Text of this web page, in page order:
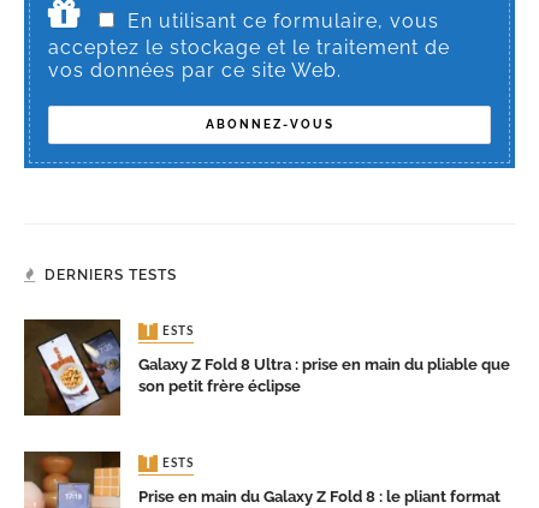
En utilisant ce formulaire, vous
acceptez le stockage et le traitement de
vos données par ce site Web.
DERNIERS TESTS
TESTS
Galaxy Z Fold 8 Ultra : prise en main du pliable que
son petit frère éclipse
TESTS
Prise en main du Galaxy Z Fold 8 : le pliant format